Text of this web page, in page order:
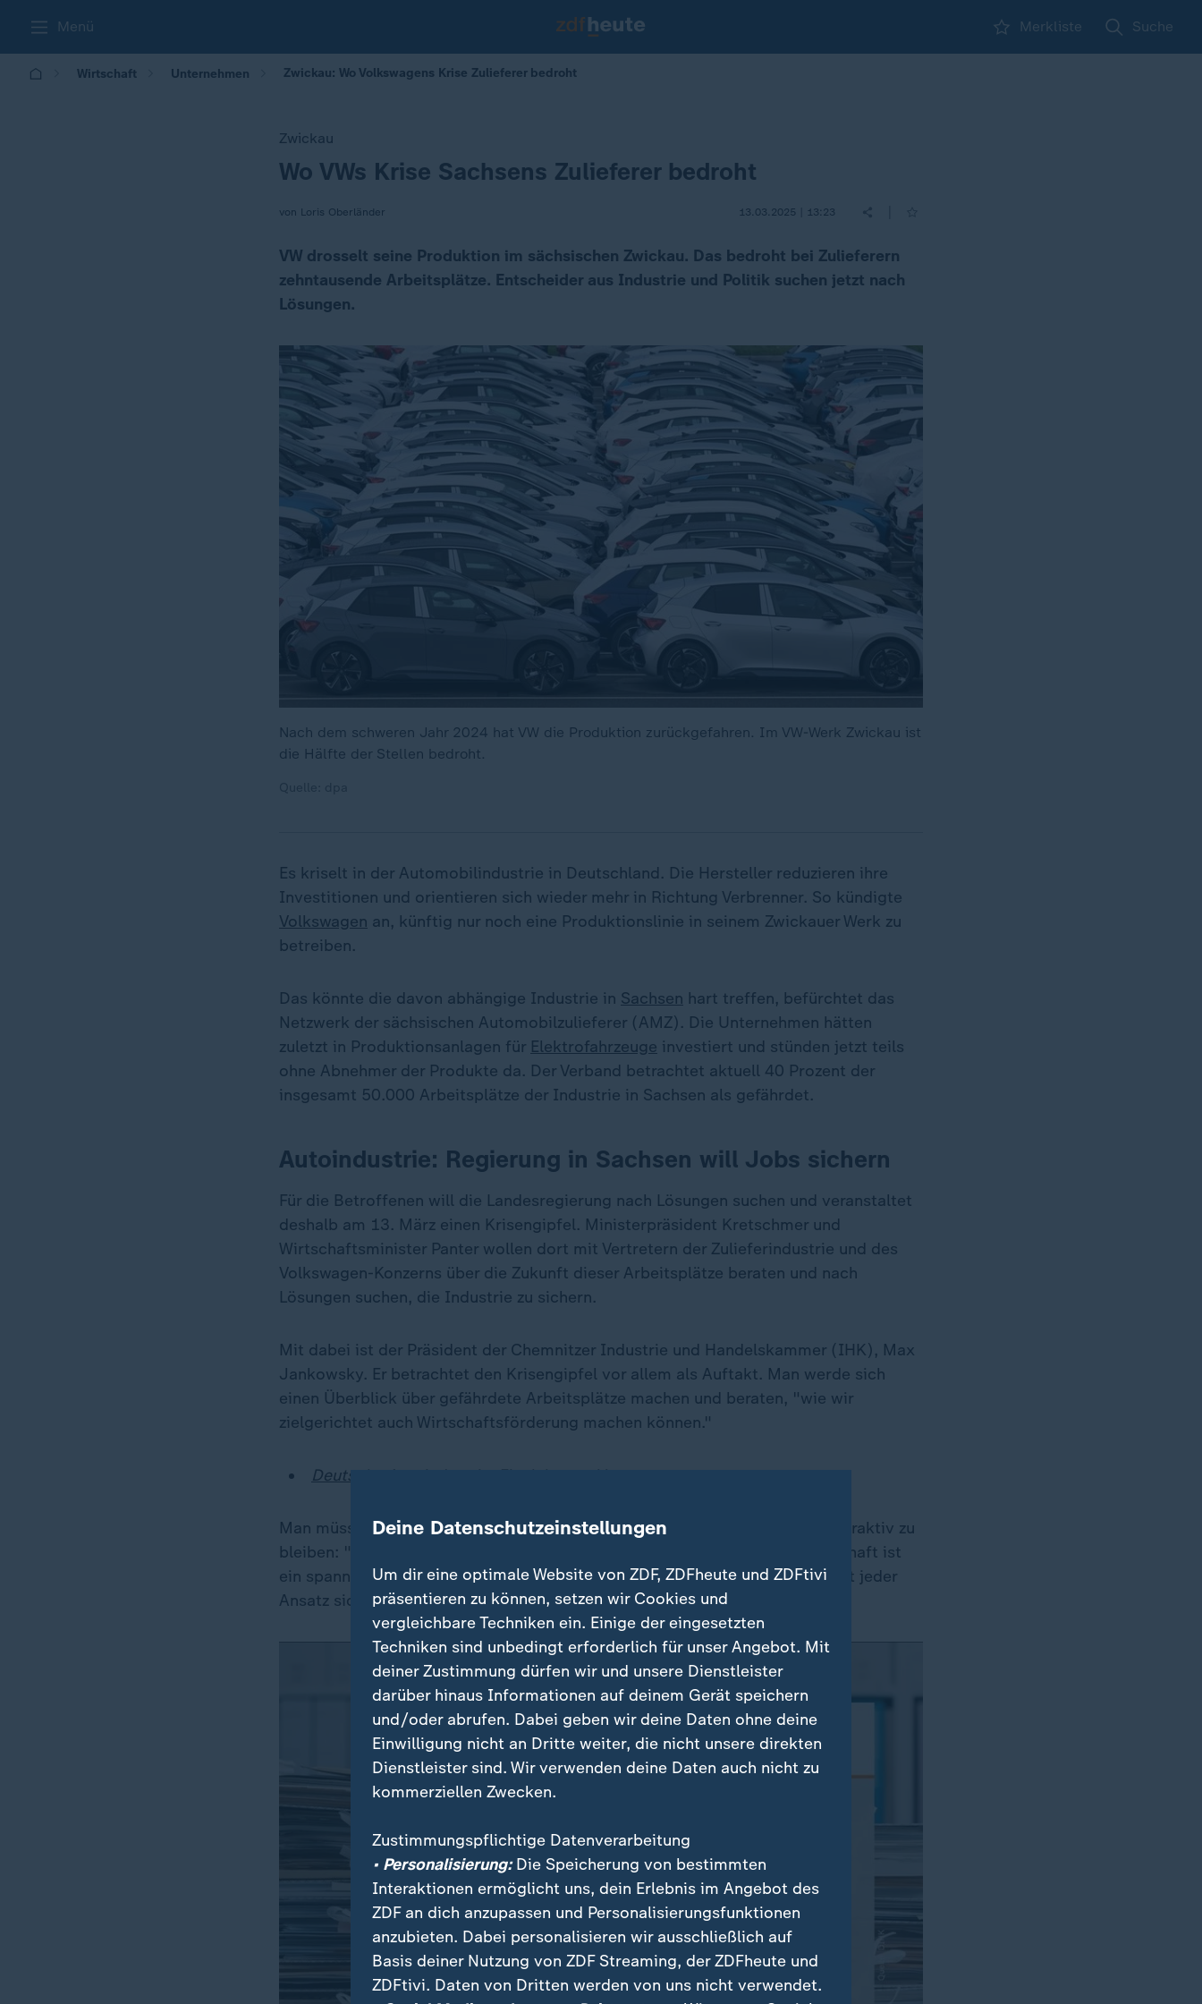
Menü Merkliste Suche
Wirtschaft Unternehmen Zwickau: Wo Volkswagens Krise Zulieferer bedroht
Zwickau
:
Wo VWs Krise Sachsens Zulieferer bedroht
von Loris Oberländer 13.03.2025 | 13:23
VW drosselt seine Produktion im sächsischen Zwickau. Das bedroht bei Zulieferern
zehntausende Arbeitsplätze. Entscheider aus Industrie und Politik suchen jetzt nach
Lösungen.
Nach dem schweren Jahr 2024 hat VW die Produktion zurückgefahren. Im VW-Werk Zwickau ist
die Hälfte der Stellen bedroht.
Es kriselt in der Automobilindustrie in Deutschland. Die Hersteller reduzieren ihre
Investitionen und orientieren sich wieder mehr in Richtung Verbrenner. So kündigte
Volkswagen an, künftig nur noch eine Produktionslinie in seinem Zwickauer Werk zu
betreiben.
Das könnte die davon abhängige Industrie in Sachsen hart treffen, befürchtet das
Netzwerk der sächsischen Automobilzulieferer (AMZ). Die Unternehmen hätten
zuletzt in Produktionsanlagen für Elektrofahrzeuge investiert und stünden jetzt teils
ohne Abnehmer der Produkte da. Der Verband betrachtet aktuell 40 Prozent der
insgesamt 50.000 Arbeitsplätze der Industrie in Sachsen als gefährdet.
Autoindustrie: Regierung in Sachsen will Jobs sichern
Für die Betroffenen will die Landesregierung nach Lösungen suchen und veranstaltet
deshalb am 13. März einen Krisengipfel. Ministerpräsident Kretschmer und
Wirtschaftsminister Panter wollen dort mit Vertretern der Zulieferindustrie und des
Volkswagen-Konzerns über die Zukunft dieser Arbeitsplätze beraten und nach
Lösungen suchen, die Industrie zu sichern.
Mit dabei ist der Präsident der Chemnitzer Industrie und Handelskammer (IHK), Max
Jankowsky. Er betrachtet den Krisengipfel vor allem als Auftakt. Man werde sich
einen Überblick über gefährdete Arbeitsplätze machen und beraten, "wie wir
zielgerichtet auch Wirtschaftsförderung machen können."
Deutsche Autoindustrie: Ein Jahr zum Vergessen
Man müsse den Arbeitskräften in der Region eine Perspektive bieten, um attraktiv zu
bleiben: "Es gibt natürlich viele Lösungsansätze. Das Thema Kreislaufwirtschaft ist
ein spannendes Thema." Man müsse allerdings genau hinschauen, denn nicht jeder
Ansatz sichere wirklich umfassend Stellen.
Deine Datenschutzeinstellungen
Um dir eine optimale Website von ZDF, ZDFheute und ZDFtivi
präsentieren zu können, setzen wir Cookies und
vergleichbare Techniken ein. Einige der eingesetzten
Techniken sind unbedingt erforderlich für unser Angebot. Mit
deiner Zustimmung dürfen wir und unsere Dienstleister
darüber hinaus Informationen auf deinem Gerät speichern
und/oder abrufen. Dabei geben wir deine Daten ohne deine
Einwilligung nicht an Dritte weiter, die nicht unsere direkten
Dienstleister sind. Wir verwenden deine Daten auch nicht zu
kommerziellen Zwecken.
Zustimmungspflichtige Datenverarbeitung
• Personalisierung:Die Speicherung von bestimmten
Interaktionen ermöglicht uns, dein Erlebnis im Angebot des
ZDF an dich anzupassen und Personalisierungsfunktionen
anzubieten. Dabei personalisieren wir ausschließlich auf
Basis deiner Nutzung von ZDF Streaming, der ZDFheute und
ZDFtivi. Daten von Dritten werden von uns nicht verwendet.